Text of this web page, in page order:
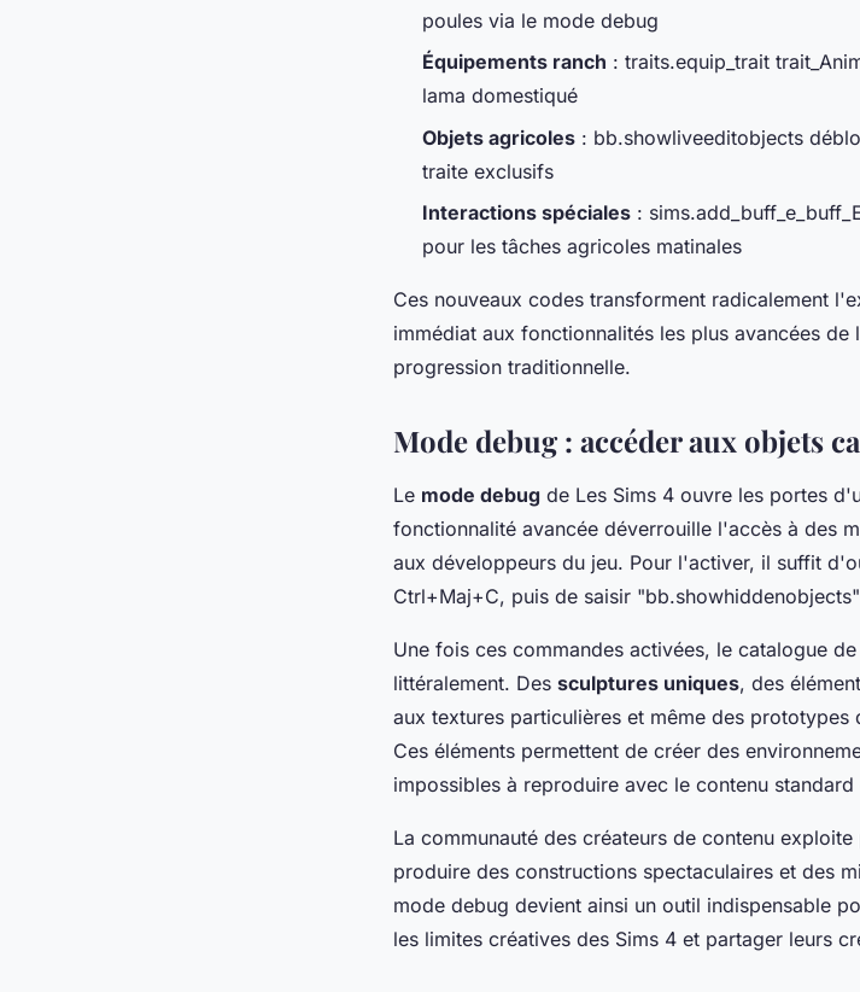
poules via le mode debug
Équipements ranch : traits.equip_trait
lama domestiqué
Objets agricoles : bb.showliveeditobjects
traite exclusifs
Interactions spéciales :
pour les tâches agricoles matinales
Ces nouveaux codes transforment radicalement
immédiat aux fonctionnalités les plus avancées
progression traditionnelle.
Mode debug : accéder aux objets
Le mode debug de Les Sims 4 ouvre les portes
fonctionnalité avancée déverrouille l'accès à des
aux développeurs du jeu. Pour l'activer, il suffit
Ctrl+Maj+C, puis de saisir
Une fois ces commandes activées, le catalogue
littéralement. Des sculptures uniques, des
aux textures particulières et même des
Ces éléments permettent de créer des
impossibles à reproduire avec le contenu standard
La communauté des créateurs de contenu
produire des constructions spectaculaires et des
mode debug devient ainsi un outil indispensable
les limites créatives des Sims 4 et partager leurs